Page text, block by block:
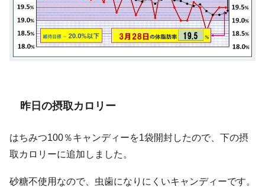
昨日の摂取カロリー
はちみつ100％キャンディーを1袋開封したので、下の摂
取カロリーに追加しました。
砂糖不使用なので、虫歯になりにくいキャンディーです。